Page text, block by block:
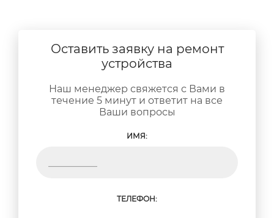
Оставить заявку на ремонт
устройства
Наш менеджер свяжется с Вами в
течение 5 минут и ответит на все
Ваши вопросы
ИМЯ:
ТЕЛЕФОН: